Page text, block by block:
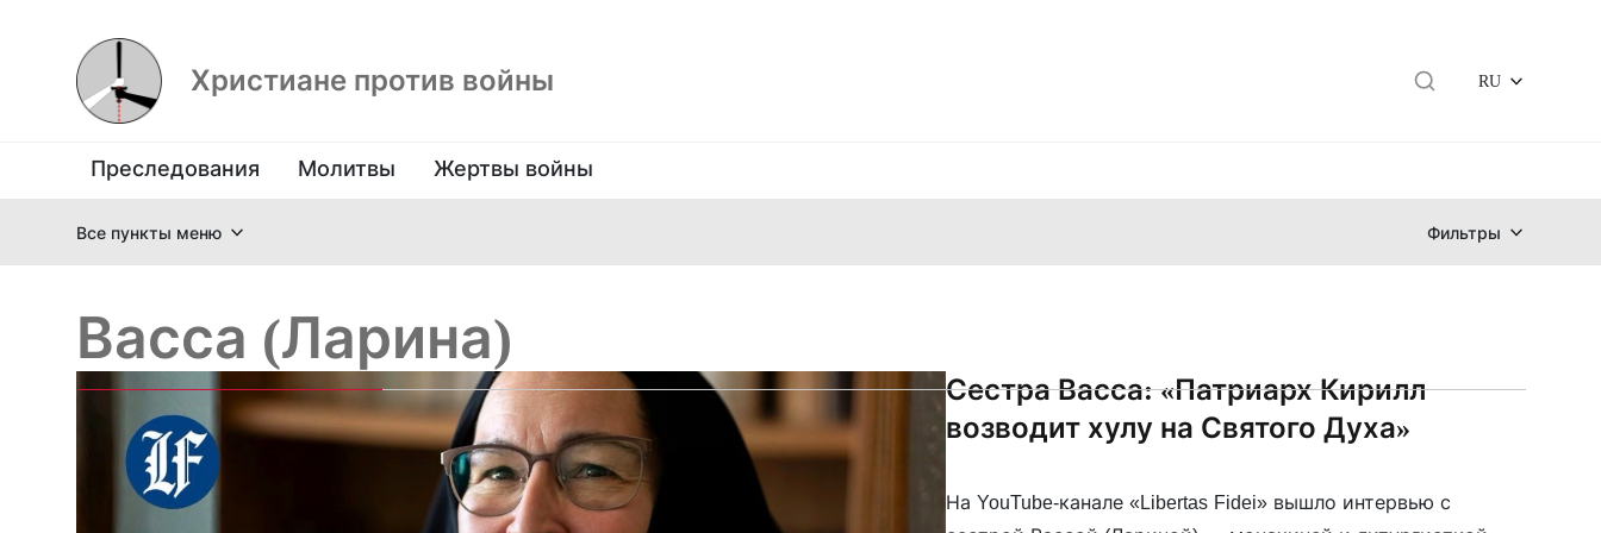
Христиане против войны RU
Преследования Молитвы Жертвы войны
Все пункты меню Фильтры
Васса (Ларина)
Сестра Васса: «Патриарх Кирилл
возводит хулу на Святого Духа»
На YouTube-канале «Libertas Fidei» вышло интервью с